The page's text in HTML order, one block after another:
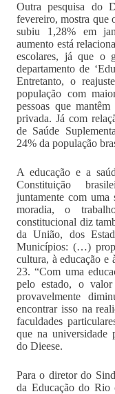
Outra pesquisa do
fevereiro, mostra
subiu 1,28% em
aumento está
escolares, já que o
departamento de
Entretanto, o
população com
pessoas que
privada. Já com
de Saúde
24% da população
A educação e a
Constituição
juntamente com uma
moradia, o
constitucional diz
da União, dos
Municípios: (…)
cultura, à educação
23. “Com uma
pelo estado, o
provavelmente
encontrar isso na
faculdades
que na universidade
do Dieese.
Para o diretor do
da Educação do Rio